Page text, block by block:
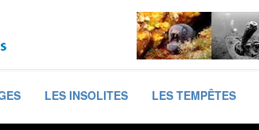
LES INSOLITES LES TEMPÊTES